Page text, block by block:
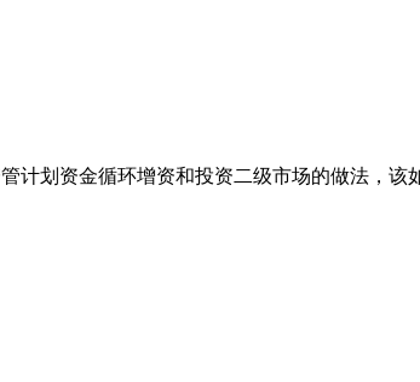
计划资金循环增资和投资二级市场的做法，该